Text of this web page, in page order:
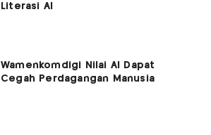
Literasi AI
Wamenkomdigi Nilai AI Dapat
Cegah Perdagangan Manusia